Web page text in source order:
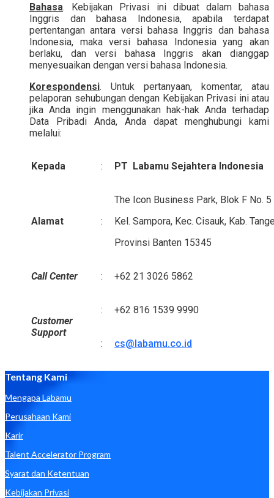
Bahasa. Kebijakan Privasi ini dibuat dalam bahasa
Inggris dan bahasa Indonesia, apabila terdapat
pertentangan antara versi bahasa Inggris dan bahasa
Indonesia, maka versi bahasa Indonesia yang akan
berlaku, dan versi bahasa Inggris akan dianggap
menyesuaikan dengan versi bahasa Indonesia.
Korespondensi. Untuk pertanyaan, komentar, atau
pelaporan sehubungan dengan Kebijakan Privasi ini atau
jika Anda ingin menggunakan hak-hak Anda terhadap
Data Pribadi Anda, Anda dapat menghubungi kami
melalui:
Kepada : PT Labamu Sejahtera Indonesia
Alamat :
The Icon Business Park, Blok F No. 5
Kel. Sampora, Kec. Cisauk, Kab.
Provinsi Banten 15345
Call Center : +62 21 3026 5862
Customer
Support
: +62 816 1539 9990
: cs@labamu.co.id
Tentang Kami
Mengapa Labamu
Perusahaan Kami
Karir
Talent Accelerator Program
Syarat dan Ketentuan
Kebijakan Privasi